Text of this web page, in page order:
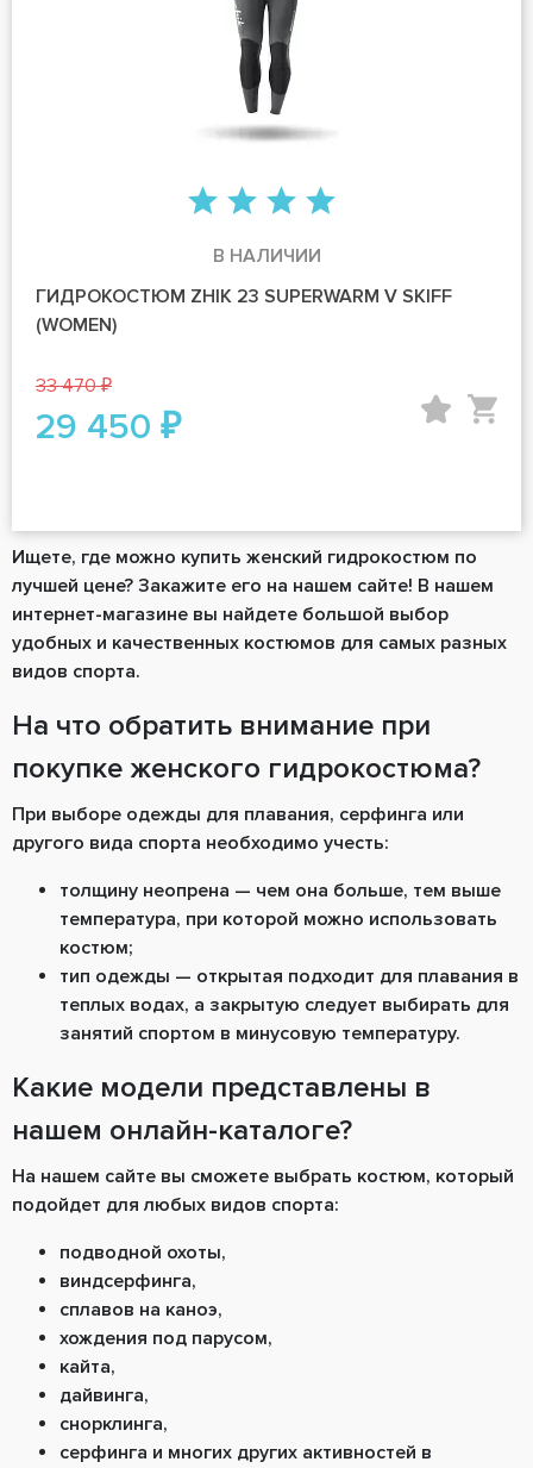
В НАЛИЧИИ
ГИДРОКОСТЮМ ZHIK 23 SUPERWARM V SKIFF
(WOMEN)
33 470 ₽
29 450 ₽
Ищете, где можно купить женский гидрокостюм по
лучшей цене? Закажите его на нашем сайте! В нашем
интернет-магазине вы найдете большой выбор
удобных и качественных костюмов для самых разных
видов спорта.
На что обратить внимание при
покупке женского гидрокостюма?
При выборе одежды для плавания, серфинга или
другого вида спорта необходимо учесть:
толщину неопрена — чем она больше, тем выше
температура, при которой можно использовать
костюм;
тип одежды — открытая подходит для плавания в
теплых водах, а закрытую следует выбирать для
занятий спортом в минусовую температуру.
Какие модели представлены в
нашем онлайн-каталоге?
На нашем сайте вы сможете выбрать костюм, который
подойдет для любых видов спорта:
подводной охоты,
виндсерфинга,
сплавов на каноэ,
хождения под парусом,
кайта,
дайвинга,
снорклинга,
серфинга и многих других активностей в